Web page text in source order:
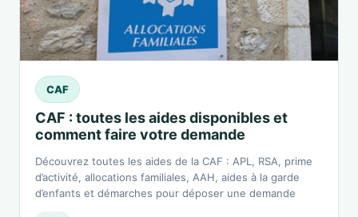
CAF
CAF : toutes les aides disponibles et
comment faire votre demande
Découvrez toutes les aides de la CAF : APL, RSA, prime
d’activité, allocations familiales, AAH, aides à la garde
d’enfants et démarches pour déposer une demande